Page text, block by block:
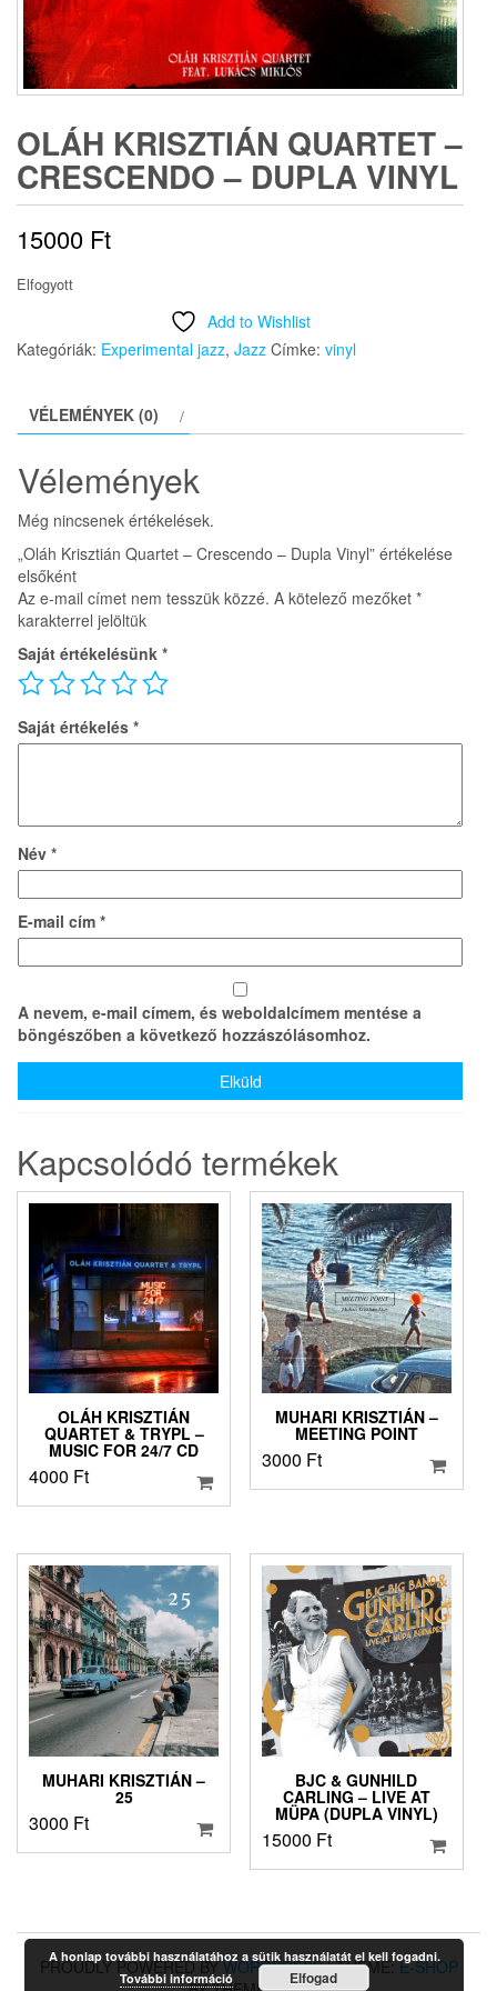
OLÁH KRISZTIÁN QUARTET –
CRESCENDO – DUPLA VINYL
15000 Ft
Elfogyott
Add to Wishlist
Kategóriák: Experimental jazz, Jazz Címke: vinyl
VÉLEMÉNYEK (0)
Vélemények
Még nincsenek értékelések.
„Oláh Krisztián Quartet – Crescendo – Dupla Vinyl” értékelése
elsőként
Az e-mail címet nem tesszük közzé. A kötelező mezőket *
karakterrel jelöltük
Saját értékelésünk *
Saját értékelés *
Név *
E-mail cím *
A nevem, e-mail címem, és weboldalcímem mentése a
böngészőben a következő hozzászólásomhoz.
Kapcsolódó termékek
OLÁH KRISZTIÁN
QUARTET & TRYPL –
MUSIC FOR 24/7 CD
4000 Ft
MUHARI KRISZTIÁN –
MEETING POINT
3000 Ft
MUHARI KRISZTIÁN –
25
3000 Ft
BJC & GUNHILD
CARLING – LIVE AT
MÜPA (DUPLA VINYL)
15000 Ft
PROUDLY POWERED BYWORDPRESS |THEME:E-SHOP
A honlap további használatához a sütik használatát el kell fogadni.
További információ
Elfogad